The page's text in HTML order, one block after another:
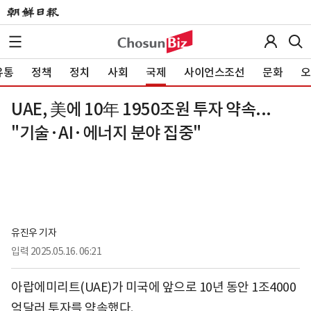
통 정책 정치 사회 국제 사이언스조선 문화
UAE, 美에 10年 1950조원 투자 약속...
"기술·AI·에너지 분야 집중"
유진우 기자
입력 2025.05.16. 06:21
아랍에미리트(UAE)가 미국에 앞으로 10년 동안 1조4000